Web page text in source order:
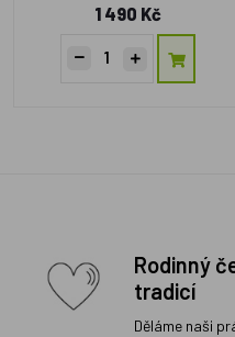
1 490 Kč
Rodinný
tradicí
Děláme naši